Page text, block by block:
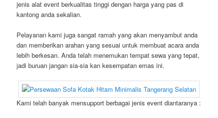
jenis alat event berkualitas tinggi dengan harga yang pas di
kantong anda sekalian.
Pelayanan kami juga sangat ramah yang akan menyambut anda
dan memberikan arahan yang sesuai untuk membuat acara anda
lebih berkesan. Anda telah menemukan tempat sewa yang tepat,
jadi buruan jangan sia-sia kan kesempatan emas ini.
Kami telah banyak mensupport berbagai jenis event diantaranya :